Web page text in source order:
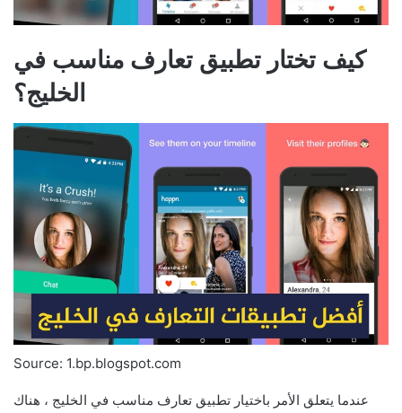
كيف تختار تطبيق تعارف مناسب في
الخليج؟
Source: 1.bp.blogspot.com
عندما يتعلق الأمر باختيار تطبيق تعارف مناسب في الخليج ، هناك